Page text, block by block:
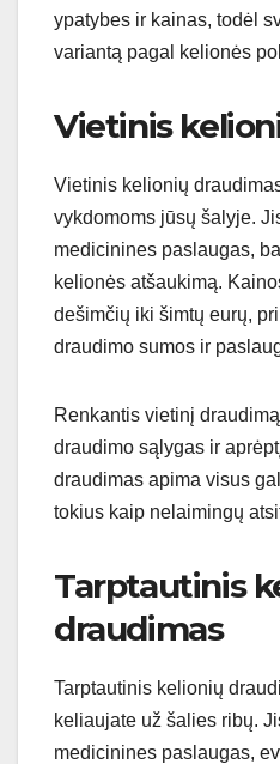
ypatybes ir kainas, todėl
variantą pagal kelionės
Vietinis
Vietinis kelionių
vykdomoms jūsų šalyje.
medicinines paslaugas,
kelionės atšaukimą.
dešimčių iki šimtų eurų,
draudimo sumos ir
Renkantis vietinį
draudimo sąlygas ir
draudimas apima visus
tokius kaip nelaimingų
Tarptautinis
draudimas
Tarptautinis kelionių
keliaujate už šalies ribų.
medicinines paslaugas,